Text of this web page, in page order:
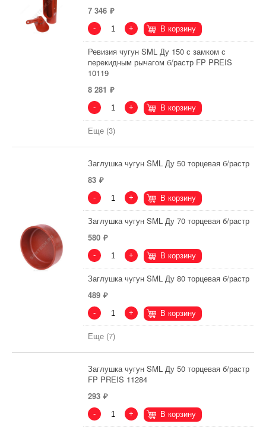
7 346
- + В корзину
Ревизия чугун SML Ду 150 с замком с
перекидным рычагом б/растр FP PREIS
10119
8 281
- + В корзину
Еще (3)
Заглушка чугун SML Ду 50 торцевая б/растр
83
- + В корзину
Заглушка чугун SML Ду 70 торцевая б/растр
580
- + В корзину
Заглушка чугун SML Ду 80 торцевая б/растр
489
- + В корзину
Еще (7)
Заглушка чугун SML Ду 50 торцевая б/растр
FP PREIS 11284
293
- + В корзину